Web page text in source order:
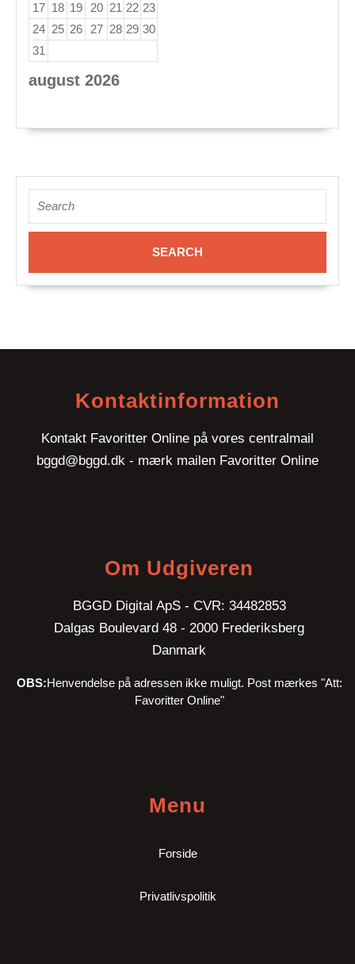
august 2026
17 18 19 20 21 22 23
24 25 26 27 28 29 30
31
for:
Kontaktinformation
Kontakt Favoritter Online på vores centralmail
bggd@bggd.dk - mærk mailen Favoritter Online
Om Udgiveren
BGGD Digital ApS - CVR: 34482853
Dalgas Boulevard 48 - 2000 Frederiksberg
Danmark
OBS:Henvendelse på adressen ikke muligt. Post mærkes "Att:
Favoritter Online"
Menu
Forside
Privatlivspolitik